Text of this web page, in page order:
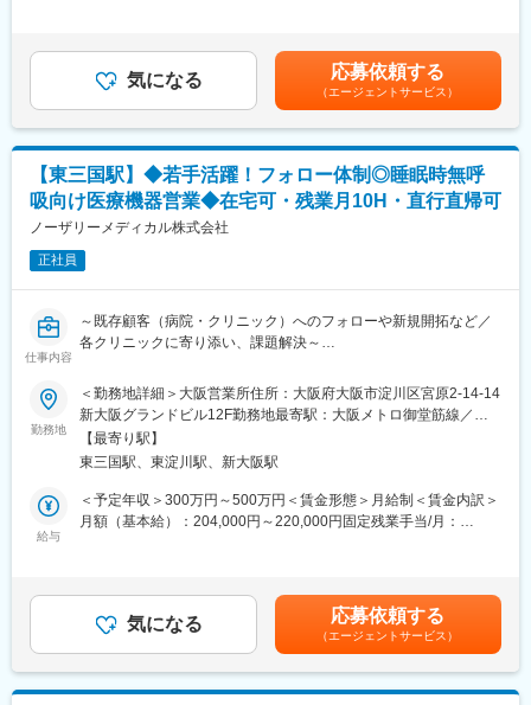
■高成長率の市場である不整脈領域の中でも創業時からの専門性が
あり、トップクラスシェアを誇ります。
■上場企業の安定基盤があり、働き方も充実しているため、専門性
を高めながら安心して長期就業いただくことが可能です。
※顧客との長期的な関係構築を重視しており、積極的な転勤は行わ
ない方針です。
変更の範囲：会社の定める業務
・歯科医院への新商品の紹介
既存顧客に対して依頼のあった歯科技工物の回収と納品業務をお
任せ致します。担当エリアの歯科医院(１日20件～30件程度)を訪
■キャリアパス
入社後はルート回収をメインにお任せ致します。入社から5年程度
で管理職にキャリアアップする方もおり、業務の成果ややる気が
■研修制度
りと知識を身につけて頂き、歯科医師との「信頼関係」を築くこ
とからスタートします。
■取り扱い商材
歯科治療に用いる歯科技工物を主に取り扱い頂きます。歯科技工
物は大きく
保険診療の技工物と自由診療の技工物に分けられます。当社では
■業務の流れ
・12:30～ 昼食休憩（休憩90分）
・14:00～ 既存顧客中心に訪問
・16:00～ 帰社次第、お預かりした技工物を製作現場へ配送
・18:30頃 退社
給：年1回(定期昇給4月：～12,000円)■賞与：年2回(7月・12月)■
モデル年収：年収340万円／25歳 営業（一般）職 経験3年年収
400万円／30歳 営業（専門）職 経験8年賃金はあくまでも目安の
金額であり、選考を通じて上下する可能性があります。月給(月額)
は固定手当を含めた表記です。
気になる 応募依頼する
（エージェントサービス）
【東三国駅】◆若手活躍！フォロー体制◎睡眠時無呼
吸向け医療機器営業◆在宅可・残業月10H・直行直帰可
ノーザリーメディカル株式会社
正社員
仕事内容
～既存顧客（病院・クリニック）へのフォローや新規開拓など／
各クリニックに寄り添い、課題解決～
■業務内容
病院・クリニックを訪問し、当社の扱う睡眠時無呼吸症候群の治
療装置『CPAP』、睡眠検査機器の導入を提案します。充実した研
修体制が整っています。
＜具体的には＞
空気を鼻から気道に送り、睡眠中の無呼吸を防止する治療装置
CPAPと、関連する検査に用いる機器の導入を提案します。
・新規開拓（ご紹介・マーケティング部門のトスアップあり）な
※営業所によって若干異なります。
勤務地
＜勤務地詳細＞大阪営業所住所：大阪府大阪市淀川区宮原2-14-14
新大阪グランドビル12F勤務地最寄駅：大阪メトロ御堂筋線／東
三国駅受動喫煙対策：その他（喫煙室あり）変更の範囲：会社の
定める事業所
【最寄り駅】
東三国駅、東淀川駅、新大阪駅
給与
＜予定年収＞300万円～500万円＜賃金形態＞月給制＜賃金内訳＞
月額（基本給）：204,000円～220,000円固定残業手当/月：
は経験スキルを考慮の上、決定します。■賞与：年2回（6月・12
月）※業績連動■昇給：年2回（3月・9月）※業績連動賃金はあくま
でも目安の金額であり、選考を通じて上下する可能性がありま
す。月給(月額)は固定手当を含めた表記です。
気になる 応募依頼する
（エージェントサービス）